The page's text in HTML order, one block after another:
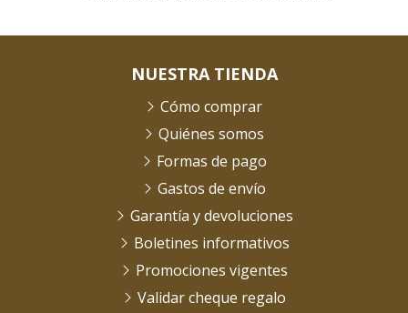
NUESTRA TIENDA
Cómo comprar
Quiénes somos
Formas de pago
Gastos de envío
Garantía y devoluciones
Boletines informativos
Promociones vigentes
Validar cheque regalo